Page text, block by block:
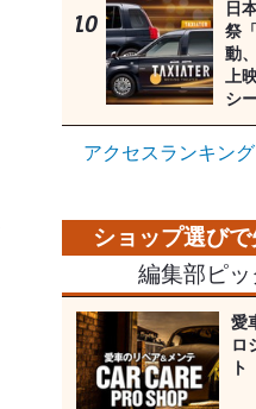
日
祭
動
上
シ
アクセスランキン
編集部ピ
愛
ロ
ト